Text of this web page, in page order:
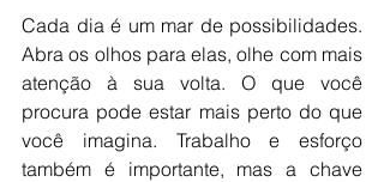
Cada dia é um mar de possibilidades.
Abra os olhos para elas, olhe com mais
atenção à sua volta. O que você
procura pode estar mais perto do que
você imagina. Trabalho e esforço
também é importante, mas a chave